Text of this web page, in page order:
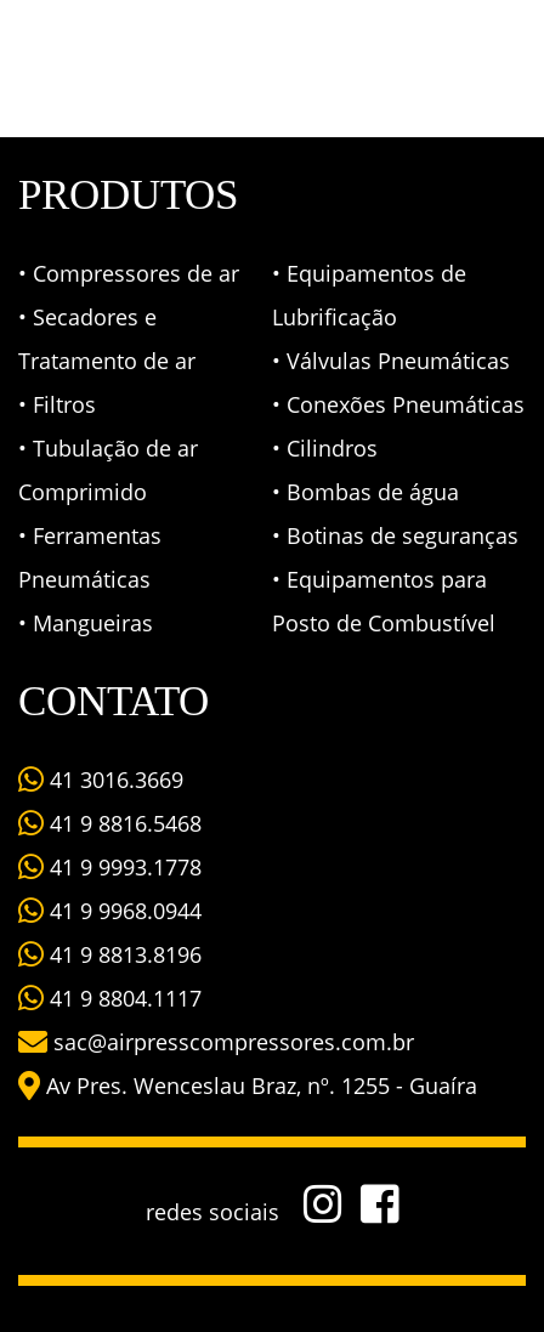
PRODUTOS
• Compressores de ar
• Secadores e
Tratamento de ar
• Filtros
• Tubulação de ar
Comprimido
• Ferramentas
Pneumáticas
• Mangueiras
• Equipamentos de
Lubrificação
• Válvulas Pneumáticas
• Conexões Pneumáticas
• Cilindros
• Bombas de água
• Botinas de seguranças
• Equipamentos para
Posto de Combustível
CONTATO
41 3016.3669
41 9 8816.5468
41 9 9993.1778
41 9 9968.0944
41 9 8813.8196
41 9 8804.1117
sac@airpresscompressores.com.br
Av Pres. Wenceslau Braz, nº. 1255 - Guaíra
redes sociais